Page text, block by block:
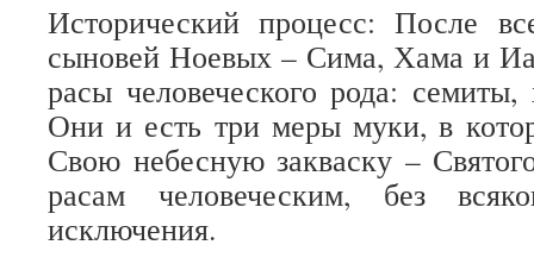
Исторический процесс: После
сыновей Ноевых – Сима, Хама и
расы человеческого рода:
Они и есть три меры муки, в
Свою небесную закваску –
расам человеческим, без
исключения.